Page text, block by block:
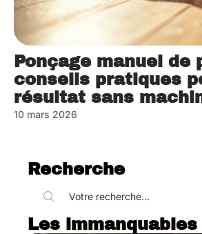
Ponçage manuel de
conseils pratiques
résultat sans
10 mars 2026
Recherche
Les immanquables